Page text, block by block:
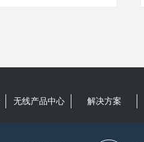
无线产品中心 解决方案